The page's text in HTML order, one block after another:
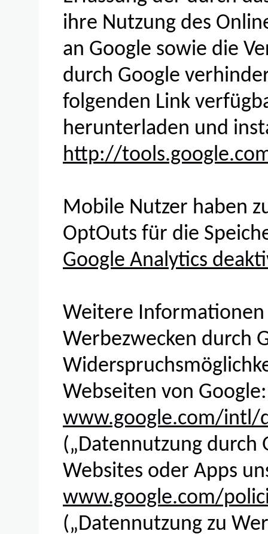
ihre Nutzung des
an Google sowie die
durch Google
folgenden Link
herunterladen und
http://
Mobile Nutzer haben
OptOuts für die
Google Analytics
Weitere
Werbezwecken durch
Webseiten von Google:
www.google.com/intl/
(„Datennutzung durch
Websites oder Apps
www.google.com/
(„Datennutzung zu